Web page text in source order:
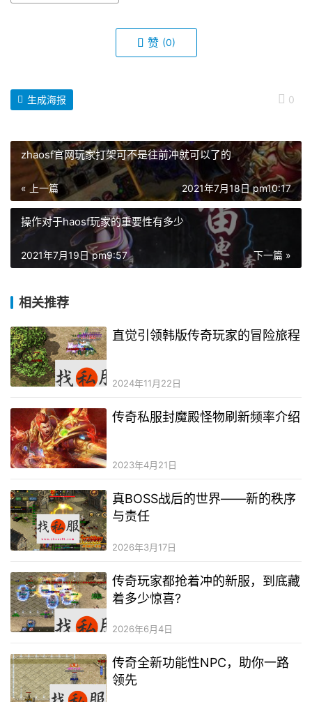
赞 (0)
0
生成海报
zhaosf官网玩家打架可不是往前冲就可以了的
« 上一篇 2021年7月18日 pm10:17
操作对于haosf玩家的重要性有多少
下一篇 »
2021年7月19日 pm9:57
相关推荐
直觉引领韩版传奇玩家的冒险旅程
2024年11月22日
传奇私服封魔殿怪物刷新频率介绍
2023年4月21日
真BOSS战后的世界——新的秩序
与责任
2026年3月17日
传奇玩家都抢着冲的新服，到底藏
着多少惊喜?
2026年6月4日
传奇全新功能性NPC，助你一路
领先